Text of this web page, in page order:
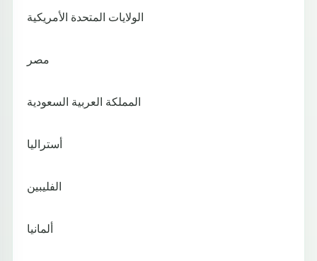
الولايات المتحدة الأمريكية
مصر
المملكة العربية السعودية
أستراليا
الفليبين
ألمانيا